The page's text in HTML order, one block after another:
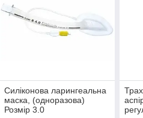
Силіконова ларингеальна
маска, (одноразова)
Розмір 3.0